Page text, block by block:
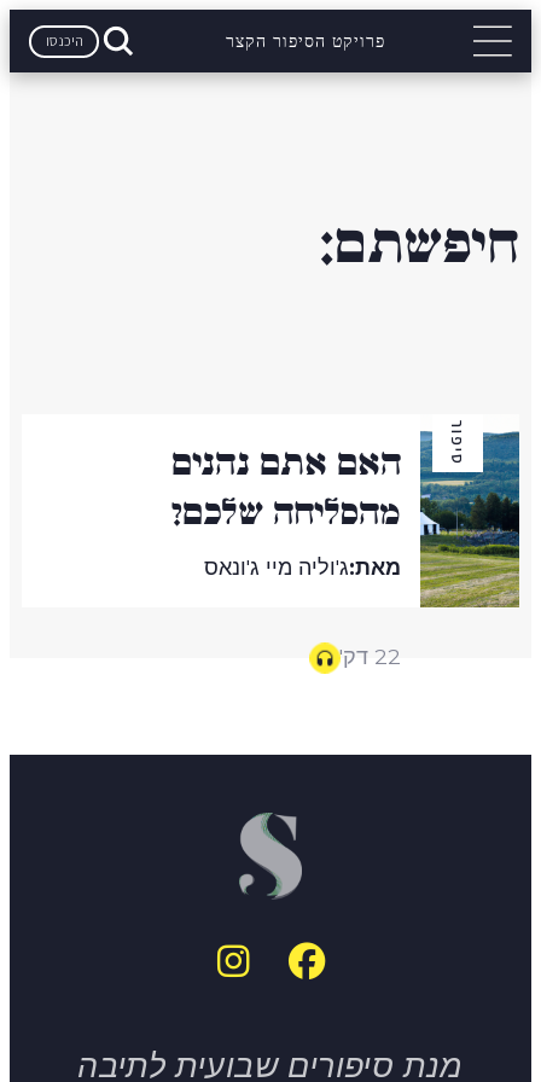
פרויקט הסיפור הקצר היכנסו
חיפשתם:
סיפור
האם אתם נהנים
מהסליחה שלכם?
מאת:ג'וליה מיי ג'ונאס
22 דק'
מנת סיפורים שבועית לתיבה